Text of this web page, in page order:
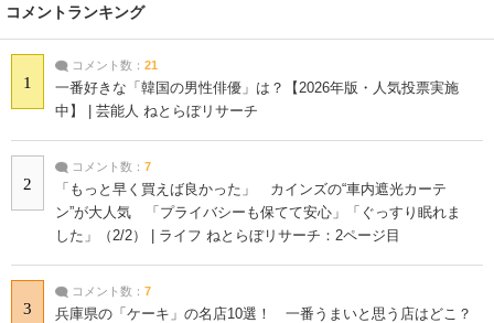
コメントランキング
1
コメント数： 21
一番好きな「韓国の男性俳優」は？【2026年版・人気投票実施
中】 | 芸能人 ねとらぼリサーチ
2
コメント数： 7
「もっと早く買えば良かった」 カインズの“車内遮光カーテ
ン”が大人気 「プライバシーも保てて安心」「ぐっすり眠れま
した」（2/2） | ライフ ねとらぼリサーチ：2ページ目
3
コメント数： 7
兵庫県の「ケーキ」の名店10選！ 一番うまいと思う店はどこ？